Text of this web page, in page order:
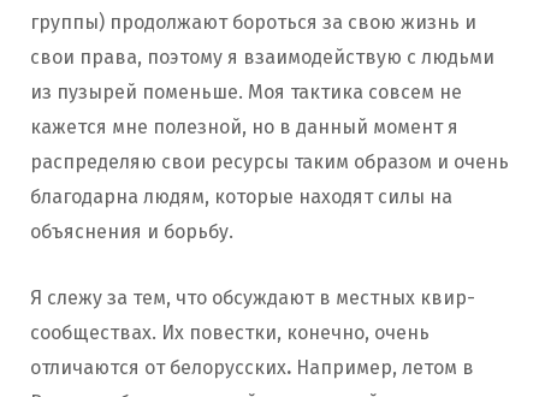
группы) продолжают бороться за свою жизнь и
свои права, поэтому я взаимодействую с людьми
из пузырей поменьше. Моя тактика совсем не
кажется мне полезной, но в данный момент я
распределяю свои ресурсы таким образом и очень
благодарна людям, которые находят силы на
объяснения и борьбу.
Я слежу за тем, что обсуждают в местных квир-
сообществах. Их повестки, конечно, очень
отличаются от белорусских. Например, летом в